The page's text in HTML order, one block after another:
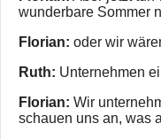
wunderbare Sommer
Florian: oder wir
Ruth: Unternehmen
Florian: Wir
schauen uns an, was